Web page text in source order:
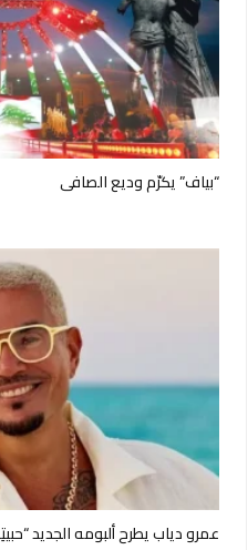
“بياف” يكرّم وديع الصافي
عمرو دياب يطرح ألبومه الجديد